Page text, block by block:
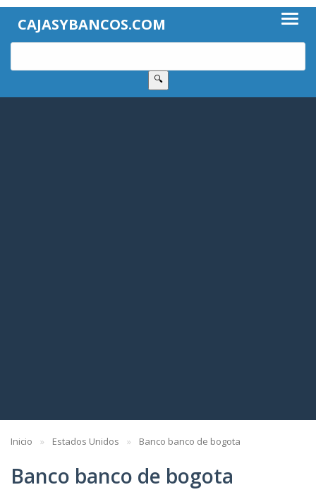
CAJASYBANCOS.COM
🔍
Inicio Estados Unidos Banco banco de bogota
Banco banco de bogota